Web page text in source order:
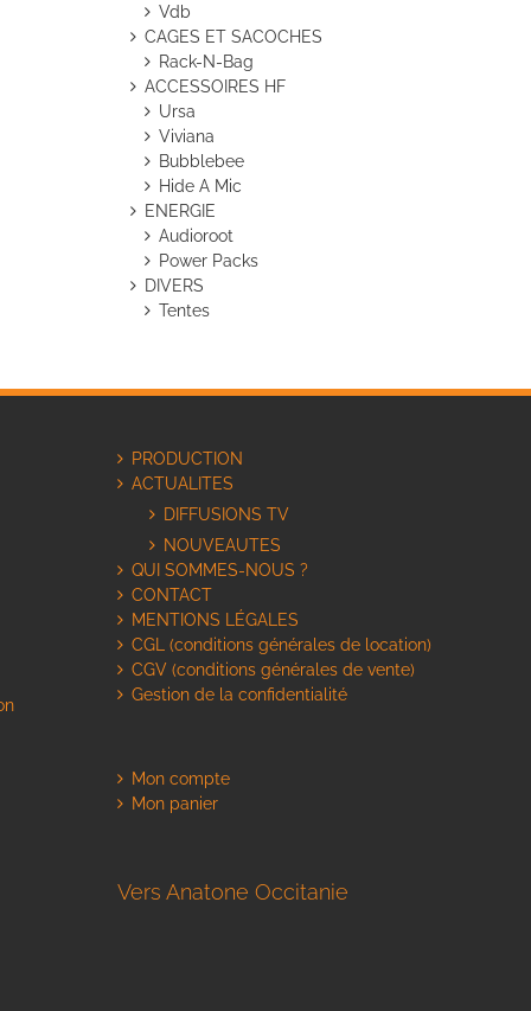
Vdb
CAGES ET SACOCHES
Rack-N-Bag
ACCESSOIRES HF
Ursa
Viviana
Bubblebee
Hide A Mic
ENERGIE
Audioroot
Power Packs
DIVERS
Tentes
PRODUCTION
ACTUALITES
DIFFUSIONS TV
NOUVEAUTES
QUI SOMMES-NOUS ?
CONTACT
MENTIONS LÉGALES
CGL (conditions générales de location)
CGV (conditions générales de vente)
Gestion de la confidentialité
Mon compte
Mon panier
Vers Anatone Occitanie